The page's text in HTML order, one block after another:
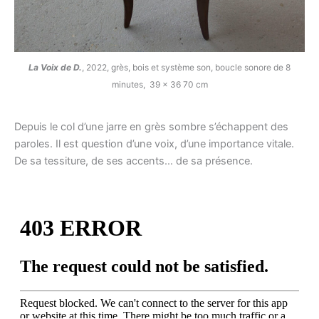
La Voix de D., 2022, grès, bois et système son, boucle sonore de 8
minutes, 39 x 36 70 cm
Depuis le col d’une jarre en grès sombre s’échappent des
paroles. Il est question d’une voix, d’une importance vitale.
De sa tessiture, de ses accents… de sa présence.